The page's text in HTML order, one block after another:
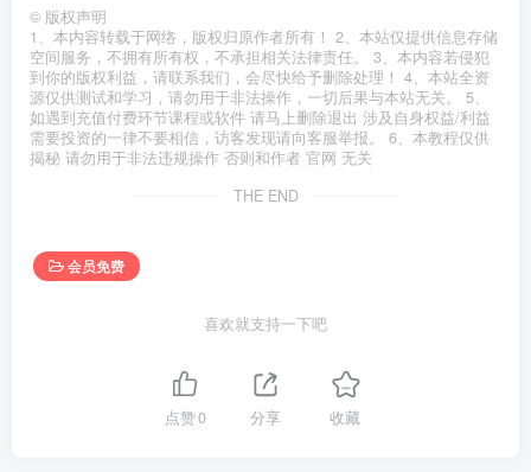
© 版权声明
1、本内容转载于网络，版权归原作者所有！ 2、本站仅提供信息存储
空间服务，不拥有所有权，不承担相关法律责任。 3、本内容若侵犯
到你的版权利益，请联系我们，会尽快给予删除处理！ 4、本站全资
源仅供测试和学习，请勿用于非法操作，一切后果与本站无关。 5、
如遇到充值付费环节课程或软件 请马上删除退出 涉及自身权益/利益
需要投资的一律不要相信，访客发现请向客服举报。 6、本教程仅供
揭秘 请勿用于非法违规操作 否则和作者 官网 无关
THE END
会员免费
喜欢就支持一下吧
点赞0 分享 收藏